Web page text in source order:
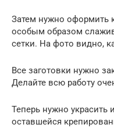
Затем нужно оформить
особым образом
сетки. На фото видно,
Все заготовки нужно
Делайте всю работу
Теперь нужно украсить
оставшейся